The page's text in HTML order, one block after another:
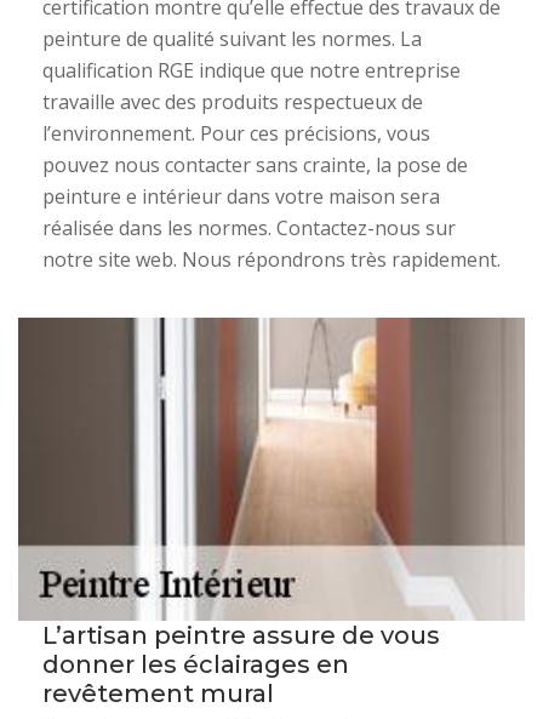
certification montre qu’elle effectue des travaux de
peinture de qualité suivant les normes. La
qualification RGE indique que notre entreprise
travaille avec des produits respectueux de
l’environnement. Pour ces précisions, vous
pouvez nous contacter sans crainte, la pose de
peinture e intérieur dans votre maison sera
réalisée dans les normes. Contactez-nous sur
notre site web. Nous répondrons très rapidement.
L’artisan peintre assure de vous
donner les éclairages en
revêtement mural